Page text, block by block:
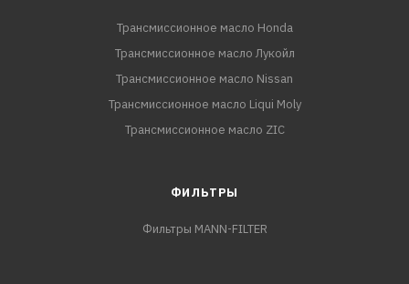
Трансмиссионное масло Honda
Трансмиссионное масло Лукойл
Трансмиссионное масло Nissan
Трансмиссионное масло Liqui Moly
Трансмиссионное масло ZIC
ФИЛЬТРЫ
Фильтры MANN-FILTER